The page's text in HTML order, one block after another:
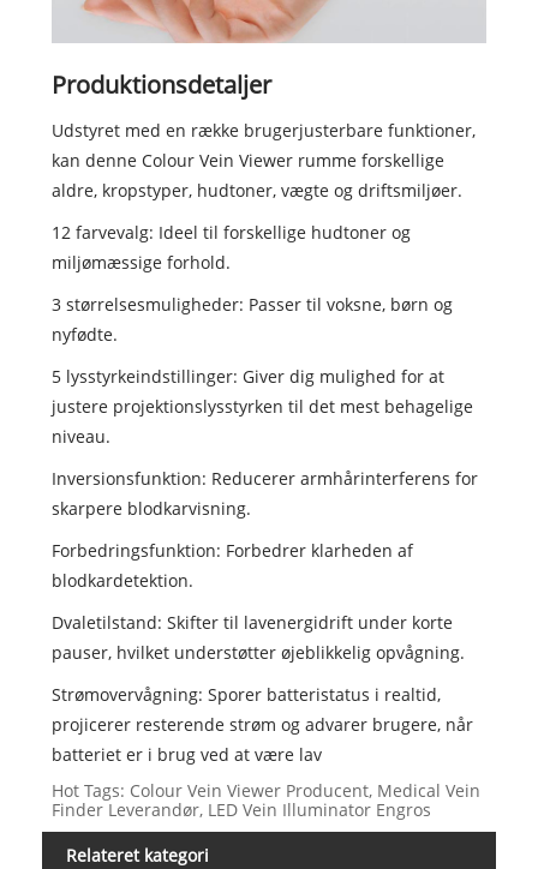
Produktionsdetaljer
Udstyret med en række brugerjusterbare funktioner,
kan denne Colour Vein Viewer rumme forskellige
aldre, kropstyper, hudtoner, vægte og driftsmiljøer.
12 farvevalg: Ideel til forskellige hudtoner og
miljømæssige forhold.
3 størrelsesmuligheder: Passer til voksne, børn og
nyfødte.
5 lysstyrkeindstillinger: Giver dig mulighed for at
justere projektionslysstyrken til det mest behagelige
niveau.
Inversionsfunktion: Reducerer armhårinterferens for
skarpere blodkarvisning.
Forbedringsfunktion: Forbedrer klarheden af ​​
blodkardetektion.
Dvaletilstand: Skifter til lavenergidrift under korte
pauser, hvilket understøtter øjeblikkelig opvågning.
Strømovervågning: Sporer batteristatus i realtid,
projicerer resterende strøm og advarer brugere, når
batteriet er i brug ved at være lav
Hot Tags: Colour Vein Viewer Producent, Medical Vein
Finder Leverandør, LED Vein Illuminator Engros
Relateret kategori